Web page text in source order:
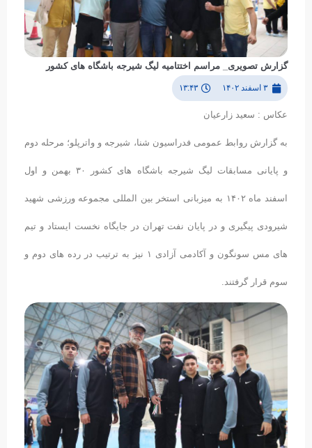
گزارش تصویری_ مراسم اختتامیه لیگ شیرجه باشگاه های کشور
۳ اسفند ۱۴۰۲ ۱۳:۴۳
عکاس : سعید زارعیان
به گزارش روابط عمومی فدراسیون شنا، شیرجه و واترپلو؛ مرحله دوم
و پایانی مسابقات لیگ شیرجه باشگاه های کشور ۳۰ بهمن و اول
اسفند ماه ۱۴۰۲ به میزبانی استخر بین المللی مجموعه ورزشی شهید
شیرودی پیگیری و در پایان نفت تهران در جایگاه نخست ایستاد و تیم
های مس سونگون و آکادمی آزادی ۱ نیز به ترتیب در رده های دوم و
سوم قرار گرفتند.